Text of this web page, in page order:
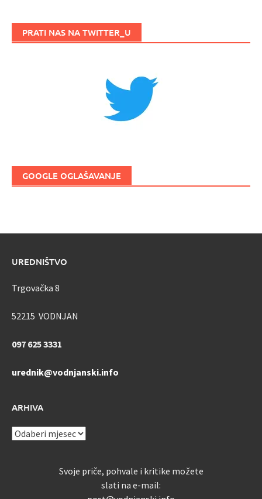
PRATI NAS NA TWITTER_U
GOOGLE OGLAŠAVANJE
UREDNIŠTVO
Trgovačka 8
52215 VODNJAN
097 625 3331
urednik@vodnjanski.info
ARHIVA
ARHIVA
Svoje priče, pohvale i kritike možete
slati na e-mail: